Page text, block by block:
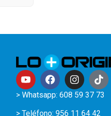
> Whatsapp: 608 59 37 73
> Teléfono: 956 11 64 42